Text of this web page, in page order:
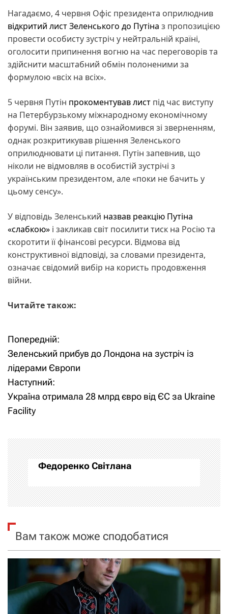
Нагадаємо, 4 червня Офіс президента оприлюднив
відкритий лист Зеленського до Путіна з пропозицією
провести особисту зустріч у нейтральній країні,
оголосити припинення вогню на час переговорів та
здійснити масштабний обмін полоненими за
формулою «всіх на всіх».
5 червня Путін прокоментував лист під час виступу
на Петербурзькому міжнародному економічному
форумі. Він заявив, що ознайомився зі зверненням,
однак розкритикував рішення Зеленського
оприлюднювати ці питання. Путін запевнив, що
ніколи не відмовляв в особистій зустрічі з
українським президентом, але «поки не бачить у
цьому сенсу».
У відповідь Зеленський назвав реакцію Путіна
«слабкою» і закликав світ посилити тиск на Росію та
скоротити її фінансові ресурси. Відмова від
конструктивної відповіді, за словами президента,
означає свідомий вибір на користь продовження
війни.
Читайте також:
Н
а
в
і
а
ц
і
а
и
Попередній:
Зеленський прибув до Лондона на зустріч із
лідерами Європи
Наступний:
Україна отримала 28 млрд євро від ЄС за Ukraine
Facility
Федоренко Світлана
Вам також може сподобатися